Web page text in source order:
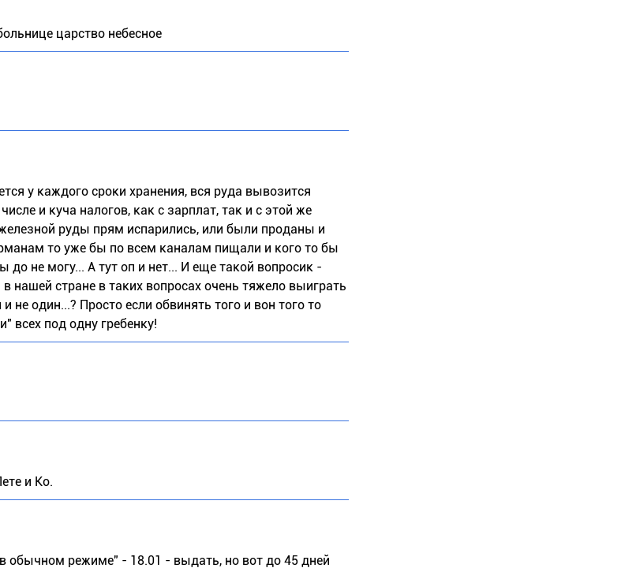
царство небесное
у каждого сроки хранения, вся руда вывозится
и куча налогов, как с зарплат, так и с этой же
руды прям испарились, или были проданы и
то уже бы по всем каналам пищали и кого то бы
не могу... А тут оп и нет... И еще такой вопросик -
стране в таких вопросах очень тяжело выиграть
один...? Просто если обвинять того и вон того то
всех под одну гребенку!
и Ко.
режиме" - 18.01 - выдать, но вот до 45 дней